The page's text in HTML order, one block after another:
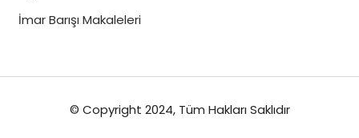
İmar Barışı Makaleleri
© Copyright 2024, Tüm Hakları Saklıdır